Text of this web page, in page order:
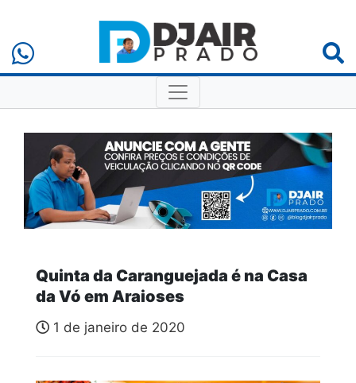
Quinta da Caranguejada é na Casa
da Vó em Araioses
1 de janeiro de 2020